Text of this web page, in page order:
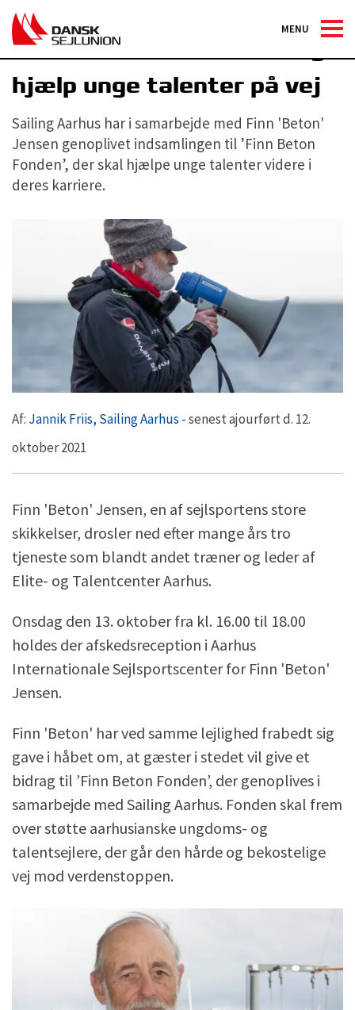
MENU
Støt Finn Beton Fonden og
hjælp unge talenter på vej
Sailing Aarhus har i samarbejde med Finn 'Beton'
Jensen genoplivet indsamlingen til ’Finn Beton
Fonden’, der skal hjælpe unge talenter videre i
deres karriere.
Af: Jannik Friis, Sailing Aarhus -senest ajourført d. 12.
oktober 2021
Finn 'Beton' Jensen, en af sejlsportens store
skikkelser, drosler ned efter mange års tro
tjeneste som blandt andet træner og leder af
Elite- og Talentcenter Aarhus.
Onsdag den 13. oktober fra kl. 16.00 til 18.00
holdes der afskedsreception i Aarhus
Internationale Sejlsportscenter for Finn 'Beton'
Jensen.
Finn 'Beton' har ved samme lejlighed frabedt sig
gave i håbet om, at gæster i stedet vil give et
bidrag til ’Finn Beton Fonden’, der genoplives i
samarbejde med Sailing Aarhus. Fonden skal frem
over støtte aarhusianske ungdoms- og
talentsejlere, der går den hårde og bekostelige
vej mod verdenstoppen.